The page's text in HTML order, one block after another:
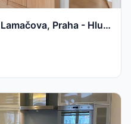
Pronájem bytu 3+1 67 m² Lamačova, Praha - Hlubočepy